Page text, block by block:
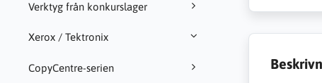
Verktyg från konkurslager
Xerox / Tektronix
CopyCentre-serien